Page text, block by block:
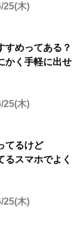
25(木)
すめってある？
かく手軽に出せ
25(木)
てるけど
るスマホでよく
25(木)